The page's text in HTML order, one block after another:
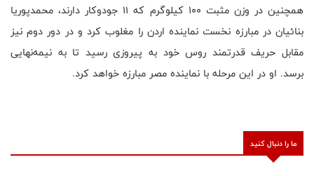
همچنین در وزن مثبت ۱۰۰ کیلوگرم که ۱۱ جودوکار دارند، محمدپوریا
بنائیان در مبارزه نخست نماینده اردن را مغلوب کرد و در دور دوم نیز
مقابل حریف قدرتمند روس خود به پیروزی رسید تا به نیمه‌نهایی
برسد. او در این مرحله با نماینده مصر مبارزه خواهد کرد.
ما را دنبال کنید